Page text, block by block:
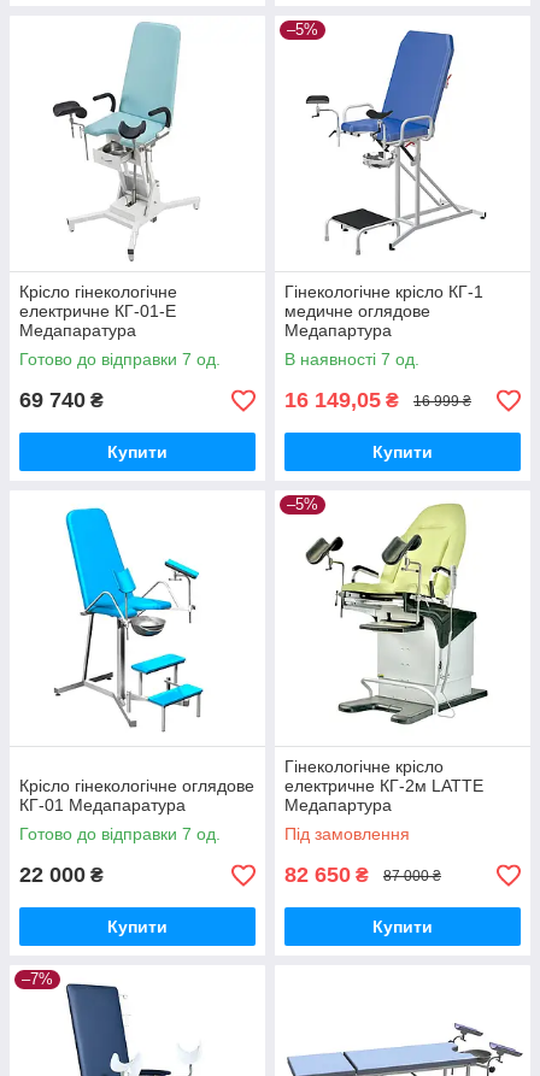
Крісло гінекологічне
електричне КГ-01-Е
Медапаратура
Готово до відправки 7 од.
69 740 ₴
Купити
–5%
Гінекологічне крісло КГ-1
медичне оглядове
Медапартура
В наявності 7 од.
16 149,05 ₴ 16 999 ₴
Купити
Крісло гінекологічне оглядове
КГ-01 Медапаратура
Готово до відправки 7 од.
22 000 ₴
Купити
–5%
Гінекологічне крісло
електричне КГ-2м LATTE
Медапартура
Під замовлення
82 650 ₴ 87 000 ₴
Купити
–7%